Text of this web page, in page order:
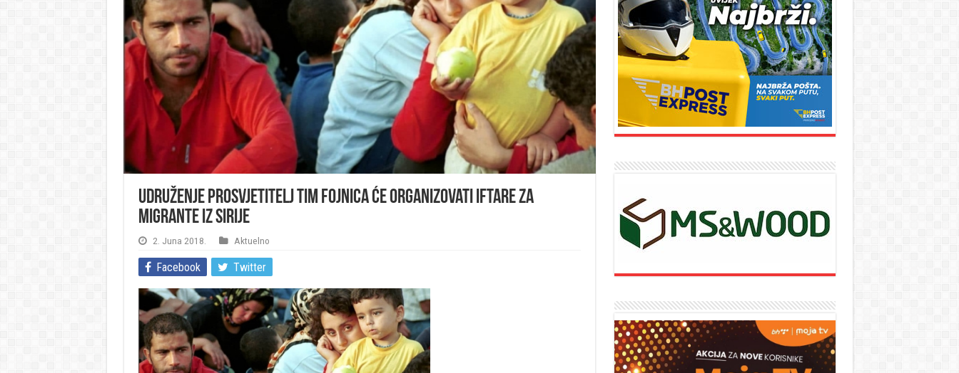
Udruženje Prosvjetitelj tim Fojnica će organizovati iftare za
migrante iz Sirije
2. Juna 2018. Aktuelno
Facebook Twitter